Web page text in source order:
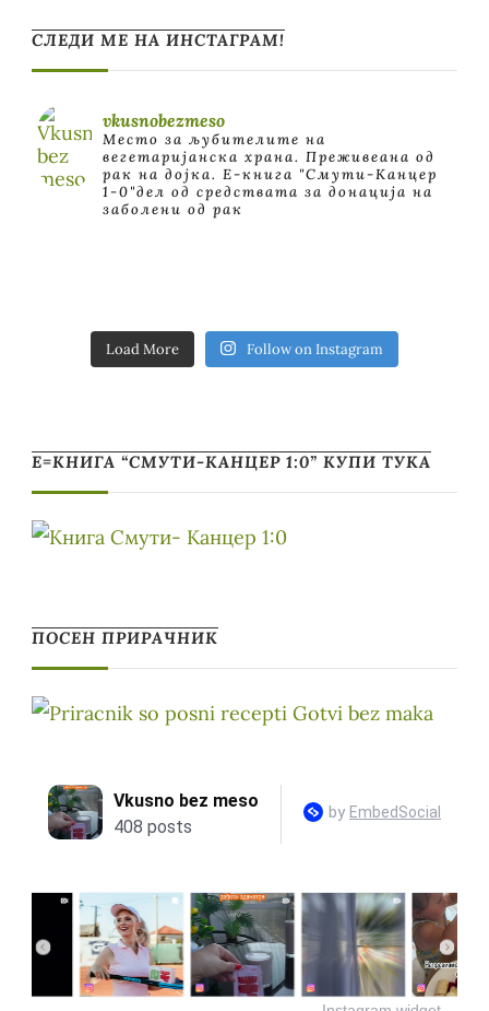
СЛЕДИ МЕ НА ИНСТАГРАМ!
vkusnobezmeso
Место за љубителите на
вегетаријанска храна. Преживеана од
рак на дојка. E-книга "Смути-Канцер
1-0"дел од средствата за донација на
заболени од рак
Load More Follow on Instagram
Е=КНИГА “СМУТИ-КАНЦЕР 1:0” КУПИ ТУКА
ПОСЕН ПРИРАЧНИК